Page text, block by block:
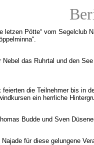
letzen Pötte“ vom Segelclub
das Ruhrtal und den
die Teilnehmer bis in
ein herrliche
Budde und Sven
für diese gelungene